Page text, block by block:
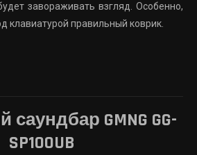
завораживать взгляд. Особенно,
клавиатурой правильный коврик
GMNG GG-
SP100UB